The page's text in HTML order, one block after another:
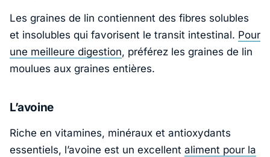
Les graines de lin contiennent des fibres solubles
et insolubles qui favorisent le transit intestinal. Pour
une meilleure digestion, préférez les graines de lin
moulues aux graines entières.
L’avoine
Riche en vitamines, minéraux et antioxydants
essentiels, l’avoine est un excellent aliment pour la